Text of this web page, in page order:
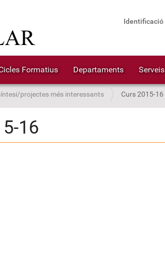
Identificació
Formatius Departaments Serveis
projectes més interessants Curs 2015-16
16